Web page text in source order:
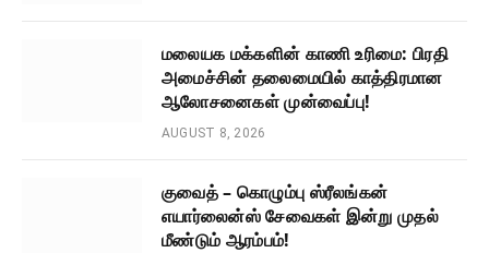
மலையக மக்களின் காணி உரிமை: பிரதி
அமைச்சின் தலைமையில் காத்திரமான
ஆலோசனைகள் முன்வைப்பு!
AUGUST 8, 2026
குவைத் – கொழும்பு ஸ்ரீலங்கன்
எயார்லைன்ஸ் சேவைகள் இன்று முதல்
மீண்டும் ஆரம்பம்!